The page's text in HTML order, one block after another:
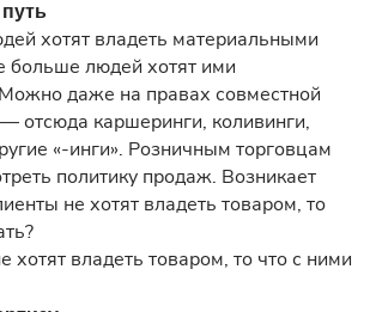
хотят владеть материальными
больше людей хотят ими
даже на правах совместной
отсюда каршеринги, коливинги,
«-инги». Розничным торговцам
политику продаж. Возникает
не хотят владеть товаром, то
хотят владеть товаром, то что с ними